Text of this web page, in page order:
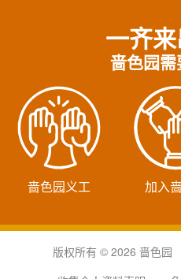
一齐
啬色园
啬色园义工 加入
版权所有 © 2026 啬色